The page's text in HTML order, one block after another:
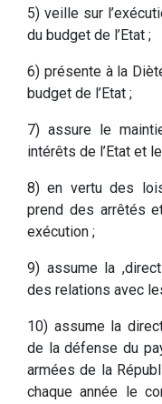
5) veille sur
du budget de l’Etat ;
6) présente à la
budget de l’Etat ;
7) assure le
intérêts de l’Etat et
8) en vertu des
prend des arrêtés
exécution ;
9) assume la
des relations avec
10) assume la
de la défense du
armées de la
chaque année le